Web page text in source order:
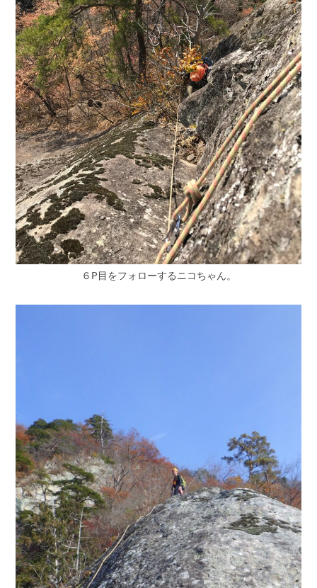
６P目をフォローするニコちゃん。